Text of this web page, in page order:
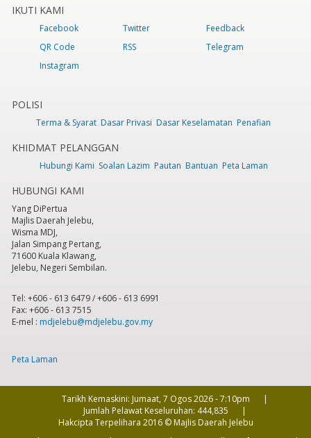
IKUTI KAMI
Facebook Twitter
Feedback
QR Code
RSS
Telegram
Instagram
POLISI
Terma & Syarat Dasar Privasi Dasar Keselamatan Penafian
KHIDMAT PELANGGAN
Hubungi Kami Soalan Lazim Pautan Bantuan Peta Laman
HUBUNGI KAMI
Yang DiPertua
Majlis Daerah Jelebu,
Wisma MDJ,
Jalan Simpang Pertang,
71600 Kuala Klawang,
Jelebu, Negeri Sembilan.
Tel: +606 - 613 6479 / +606 - 613 6991
Fax: +606 - 613 7515
E-mel : mdjelebu@mdjelebu.gov.my
Peta Laman
Tarikh Kemaskini: Jumaat, 7 Ogos 2026 - 7:10pm
Jumlah Pelawat Keseluruhan: 444,835
Hakcipta Terpelihara 2016 © Majlis Daerah Jelebu